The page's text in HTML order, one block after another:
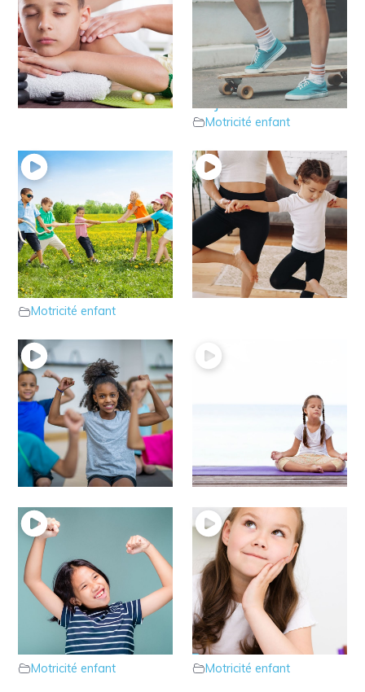
20 – Votre enfant est
trop tendu et tonique ?
Motricité enfant
19 – Votre enfant
manque de force dans
les jambes ?
Motricité enfant
18 – Votre enfant
manque de force dans
les bras ?
Motricité enfant
17 – Parlons du tonus
postural
Motricité enfant
16 – Parlons du tonus
d’action
Motricité enfant
15 – Le tonus de fond
chez votre enfant
Motricité enfant
14 – Parlons du Tonus
musculaire de votre
Motricité enfant
13 – Le parcours
psychomoteur pour
mémoriser
Motricité enfant